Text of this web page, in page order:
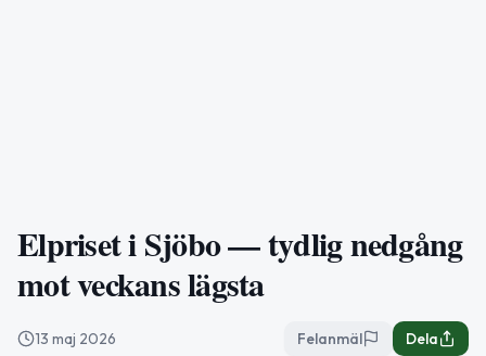
Elpriset i Sjöbo — tydlig nedgång
mot veckans lägsta
13 maj 2026 Felanmäl Dela